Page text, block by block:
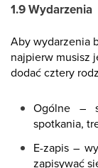
1.9 Wydarzenia
Aby wydarzenia
najpierw musisz
dodać cztery
Ogólne –
spotkania,
E-zapis –
zapisywać